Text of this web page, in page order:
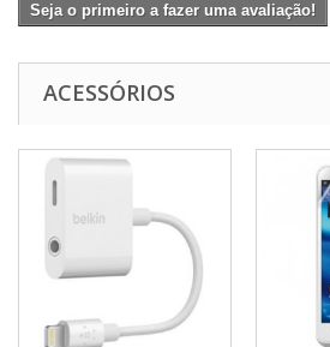
Seja o primeiro a fazer uma avaliação!
ACESSÓRIOS